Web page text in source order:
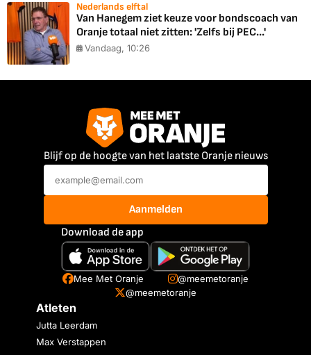
Nederlands elftal
Van Hanegem ziet keuze voor bondscoach van
Oranje totaal niet zitten: 'Zelfs bij PEC...'
Vandaag, 10:26
Blijf op de hoogte van het laatste Oranje nieuws
Aanmelden
Download de app
Mee Met Oranje
@meemetoranje
@meemetoranje
Atleten
Jutta Leerdam
Max Verstappen